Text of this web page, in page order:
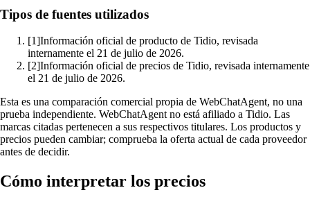
Tipos de fuentes utilizados
[1]Información oficial de producto de Tidio, revisada
internamente el 21 de julio de 2026.
[2]Información oficial de precios de Tidio, revisada internamente
el 21 de julio de 2026.
Esta es una comparación comercial propia de WebChatAgent, no una
prueba independiente. WebChatAgent no está afiliado a Tidio. Las
marcas citadas pertenecen a sus respectivos titulares. Los productos y
precios pueden cambiar; comprueba la oferta actual de cada proveedor
antes de decidir.
Cómo interpretar los precios